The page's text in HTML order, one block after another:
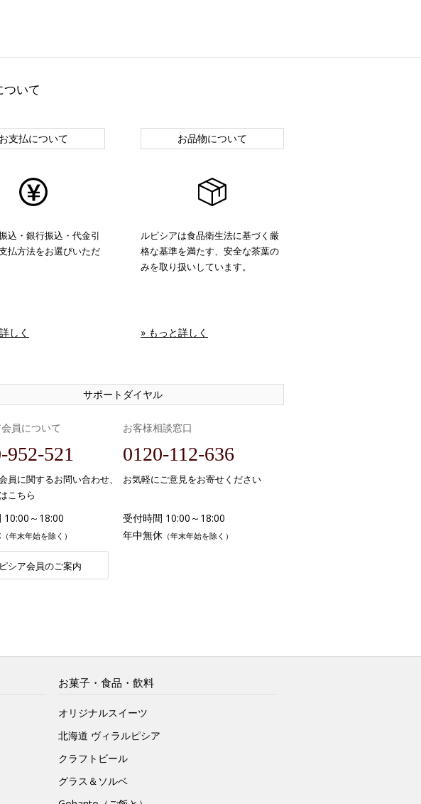
いて
お支払について
込・銀行振込・代金引
払方法をお選びいただ
しく
お品物について
ルピシアは食品衛生法に基づく厳
格な基準を満たす、安全な茶葉の
みを取り扱いしています。
» もっと詳しく
サポートダイヤル
員について
952-521
員に関するお問い合わせ、
こちら
10:00～18:00
（年末年始を除く）
シア会員のご案内
お客様相談窓口
0120-112-636
お気軽にご意見をお寄せください
受付時間 10:00～18:00
年中無休 （年末年始を除く）
お菓子・食品・飲料
オリジナルスイーツ
北海道 ヴィラルピシア
クラフトビール
グラス＆ソルベ